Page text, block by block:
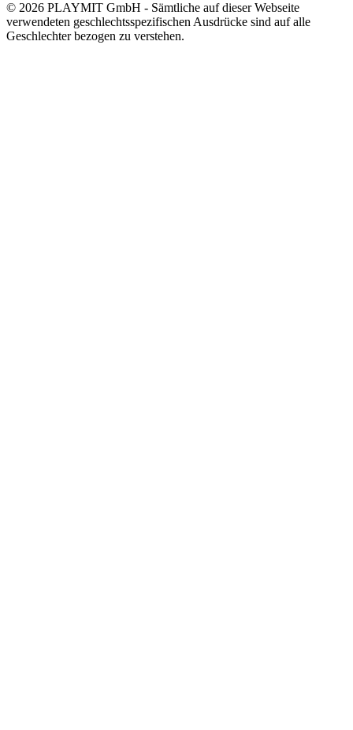
© 2026 PLAYMIT GmbH - Sämtliche auf dieser Webseite
verwendeten geschlechtsspezifischen Ausdrücke sind auf alle
Geschlechter bezogen zu verstehen.